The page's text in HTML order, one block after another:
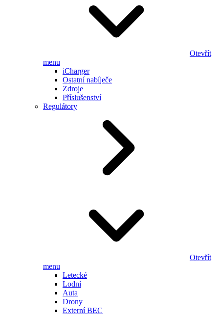
Otevřít
menu
iCharger
Ostatní nabíječe
Zdroje
Příslušenství
Regulátory
Otevřít
menu
Letecké
Lodní
Auta
Drony
Externí BEC